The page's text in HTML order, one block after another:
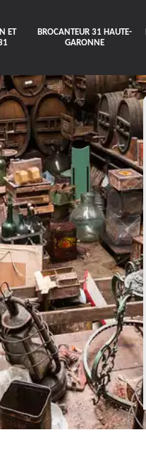
ET
BROCANTEUR 31 HAUTE-
GARONNE